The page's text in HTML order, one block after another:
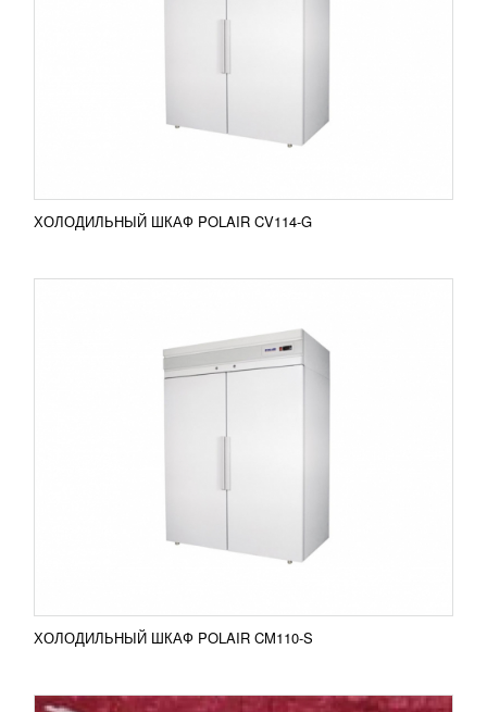
ХОЛОДИЛЬНЫЙ ШКАФ POLAIR CV114-G
современном оборудовании европейского
Добавить в сравнение
ХОЛОДИЛЬНЫЙ ШКАФ POLAIR CM110-S
аппараты серий АП и ПП – это очень выгодное
Добавить в сравнение